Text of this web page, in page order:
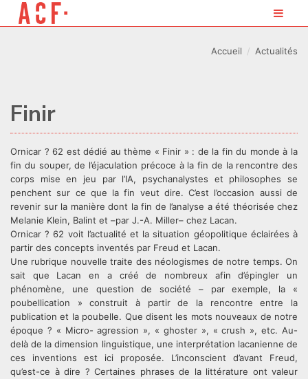
Accueil Actualités
Finir
Ornicar ? 62 est dédié au thème « Finir » : de la fin du monde à la
fin du souper, de l’éjaculation précoce à la fin de la rencontre des
corps mise en jeu par l’IA, psychanalystes et philosophes se
penchent sur ce que la fin veut dire. C’est l’occasion aussi de
revenir sur la manière dont la fin de l’analyse a été théorisée chez
Melanie Klein, Balint et –par J.-A. Miller– chez Lacan.
Ornicar ? 62 voit l’actualité et la situation géopolitique éclairées à
partir des concepts inventés par Freud et Lacan.
Une rubrique nouvelle traite des néologismes de notre temps. On
sait que Lacan en a créé de nombreux afin d’épingler un
phénomène, une question de société – par exemple, la «
poubellication » construit à partir de la rencontre entre la
publication et la poubelle. Que disent les mots nouveaux de notre
époque ? « Micro- agression », « ghoster », « crush », etc. Au-
delà de la dimension linguistique, une interprétation lacanienne de
ces inventions est ici proposée. L’inconscient d’avant Freud,
qu’est-ce à dire ? Certaines phrases de la littérature ont valeur